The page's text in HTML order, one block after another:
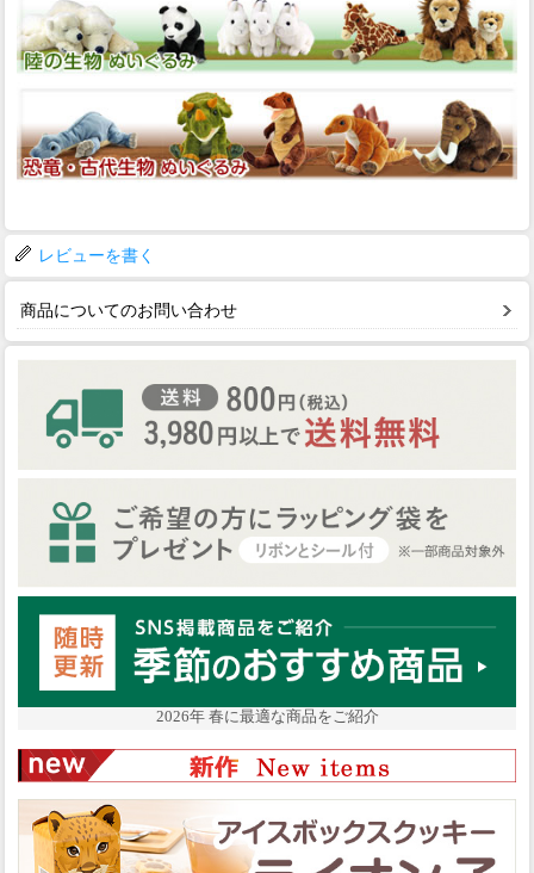
レビューを書く
商品についてのお問い合わせ